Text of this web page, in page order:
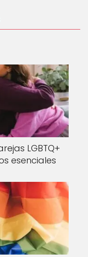
LGBTQ+
esenciales